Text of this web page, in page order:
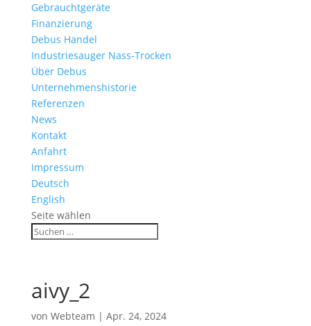
Gebrauchtgeräte
Finanzierung
Debus Handel
Industriesauger Nass-Trocken
Über Debus
Unternehmenshistorie
Referenzen
News
Kontakt
Anfahrt
Impressum
Deutsch
English
Seite wählen
aivy_2
von Webteam | Apr. 24, 2024